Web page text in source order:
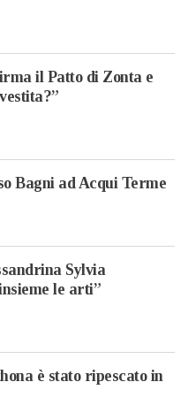
il Patto di Zonta e
Bagni ad Acqui Terme
Sylvia
le arti”
è stato ripescato in